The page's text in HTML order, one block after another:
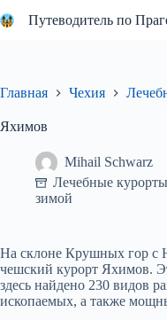
к
Путеводитель по
Главная Чехия
Яхимов
Mihail Schwarz
Лечебные курорты
зимой
На склоне Крушных гор с
чешский курорт Яхимов.
здесь найдено 230 видов
ископаемых, а также